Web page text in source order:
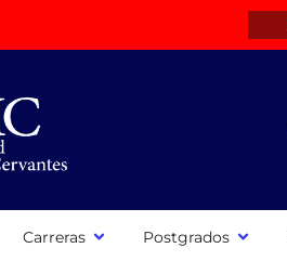
Carreras Postgrados